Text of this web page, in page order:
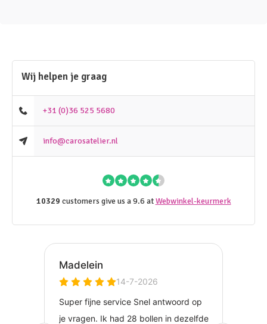
Wij helpen je graag
+31 (0)36 525 5680
info@carosatelier.nl
10329 customers give us a 9.6 atWebwinkel-keurmerk